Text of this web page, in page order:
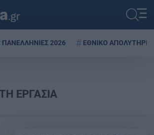
ΠΑΝΕΛΛΗΝΙΕΣ 2026 ΕΘΝΙΚΟ ΑΠΟΛΥΤΗΡΙΟ
ΕΡΓΑΣΙΑ